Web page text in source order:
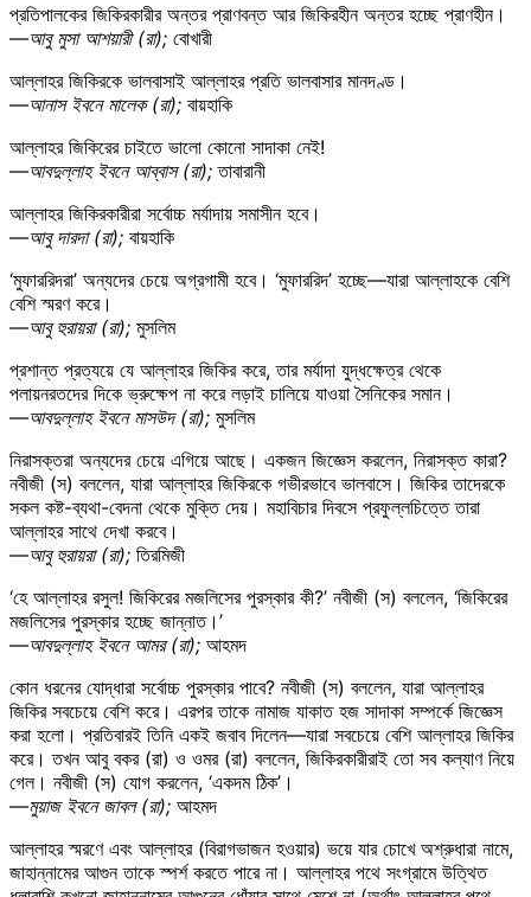
প্রতিপালকের জিকিরকারীর অন্তর প্রাণবন্ত আর জিকিরহীন অন্তর হচ্ছে প্রাণহীন।
—আবু মুসা আশয়ারী (রা); বোখারী
আল্লাহর জিকিরকে ভালবাসাই আল্লাহর প্রতি ভালবাসার মানদণ্ড।
—আনাস ইবনে মালেক (রা); বায়হাকি
আল্লাহর জিকিরের চাইতে ভালো কোনো সাদাকা নেই!
—আবদুল্লাহ ইবনে আব্বাস (রা);তাবারানী
আল্লাহর জিকিরকারীরা সর্বোচ্চ মর্যাদায় সমাসীন হবে।
—আবু দারদা (রা); বায়হাকি
‘মুফাররিদরা’ অন্যদের চেয়ে অগ্রগামী হবে। ‘মুফাররিদ’ হচ্ছে—যারা আল্লাহকে বেশি
বেশি স্মরণ করে।
—আবু হুরায়রা (রা); মুসলিম
প্রশান্ত প্রত্যয়ে যে আল্লাহর জিকির করে, তার মর্যাদা যুদ্ধক্ষেত্র থেকে
পলায়নরতদের দিকে ভ্রুক্ষেপ না করে লড়াই চালিয়ে যাওয়া সৈনিকের সমান।
—আবদুল্লাহ ইবনে মাসউদ (রা); মুসলিম
নিরাসক্তরা অন্যদের চেয়ে এগিয়ে আছে। একজন জিজ্ঞেস করলেন, নিরাসক্ত কারা?
নবীজী (স) বললেন, যারা আল্লাহর জিকিরকে গভীরভাবে ভালবাসে। জিকির তাদেরকে
সকল কষ্ট-ব্যথা-বেদনা থেকে মুক্তি দেয়। মহাবিচার দিবসে প্রফুল্লচিত্তে তারা
আল্লাহর সাথে দেখা করবে।
—আবু হুরায়রা (রা); তিরমিজী
‘হে আল্লাহর রসুল! জিকিরের মজলিসের পুরস্কার কী?’ নবীজী (স) বললেন, ‘জিকিরের
মজলিসের পুরস্কার হচ্ছে জান্নাত।’
—আবদুল্লাহ ইবনে আমর (রা); আহমদ
কোন ধরনের যোদ্ধারা সর্বোচ্চ পুরস্কার পাবে? নবীজী (স) বললেন, যারা আল্লাহর
জিকির সবচেয়ে বেশি করে। এরপর তাকে নামাজ যাকাত হজ সাদাকা সম্পর্কে জিজ্ঞেস
করা হলো। প্রতিবারই তিনি একই জবাব দিলেন—যারা সবচেয়ে বেশি আল্লাহর জিকির
করে। তখন আবু বকর (রা) ও ওমর (রা) বললেন, জিকিরকারীরাই তো সব কল্যাণ নিয়ে
গেল। নবীজী (স) যোগ করলেন, ‘একদম ঠিক’।
—মুয়াজ ইবনে জাবল (রা); আহমদ
আল্লাহর স্মরণে এবং আল্লাহর (বিরাগভাজন হওয়ার) ভয়ে যার চোখে অশ্রুধারা নামে,
জাহান্নামের আগুন তাকে স্পর্শ করতে পারে না। আল্লাহর পথে সংগ্রামে উত্থিত